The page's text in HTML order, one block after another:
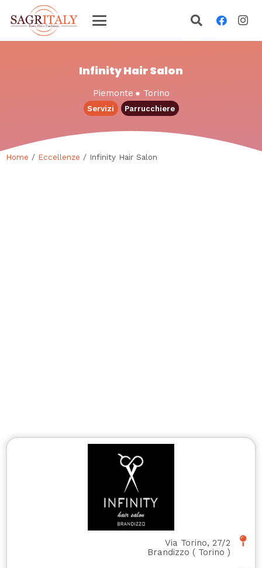
Infinity Hair Salon
Piemonte ● Torino
Servizi Parrucchiere
Home / Eccellenze / Infinity Hair Salon
Via Torino, 27/2
Brandizzo ( Torino )